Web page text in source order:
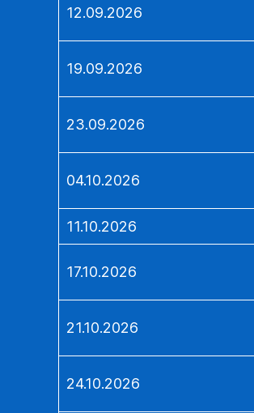
12.09.2026
19.09.2026
23.09.2026
04.10.2026
11.10.2026
17.10.2026
21.10.2026
24.10.2026